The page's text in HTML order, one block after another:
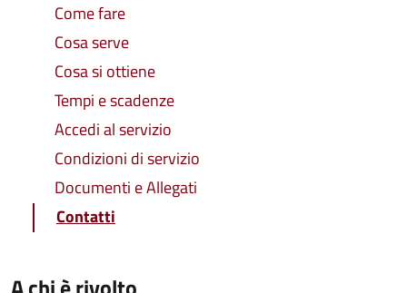
Come fare
Cosa serve
Cosa si ottiene
Tempi e scadenze
Accedi al servizio
Condizioni di servizio
Documenti e Allegati
Contatti